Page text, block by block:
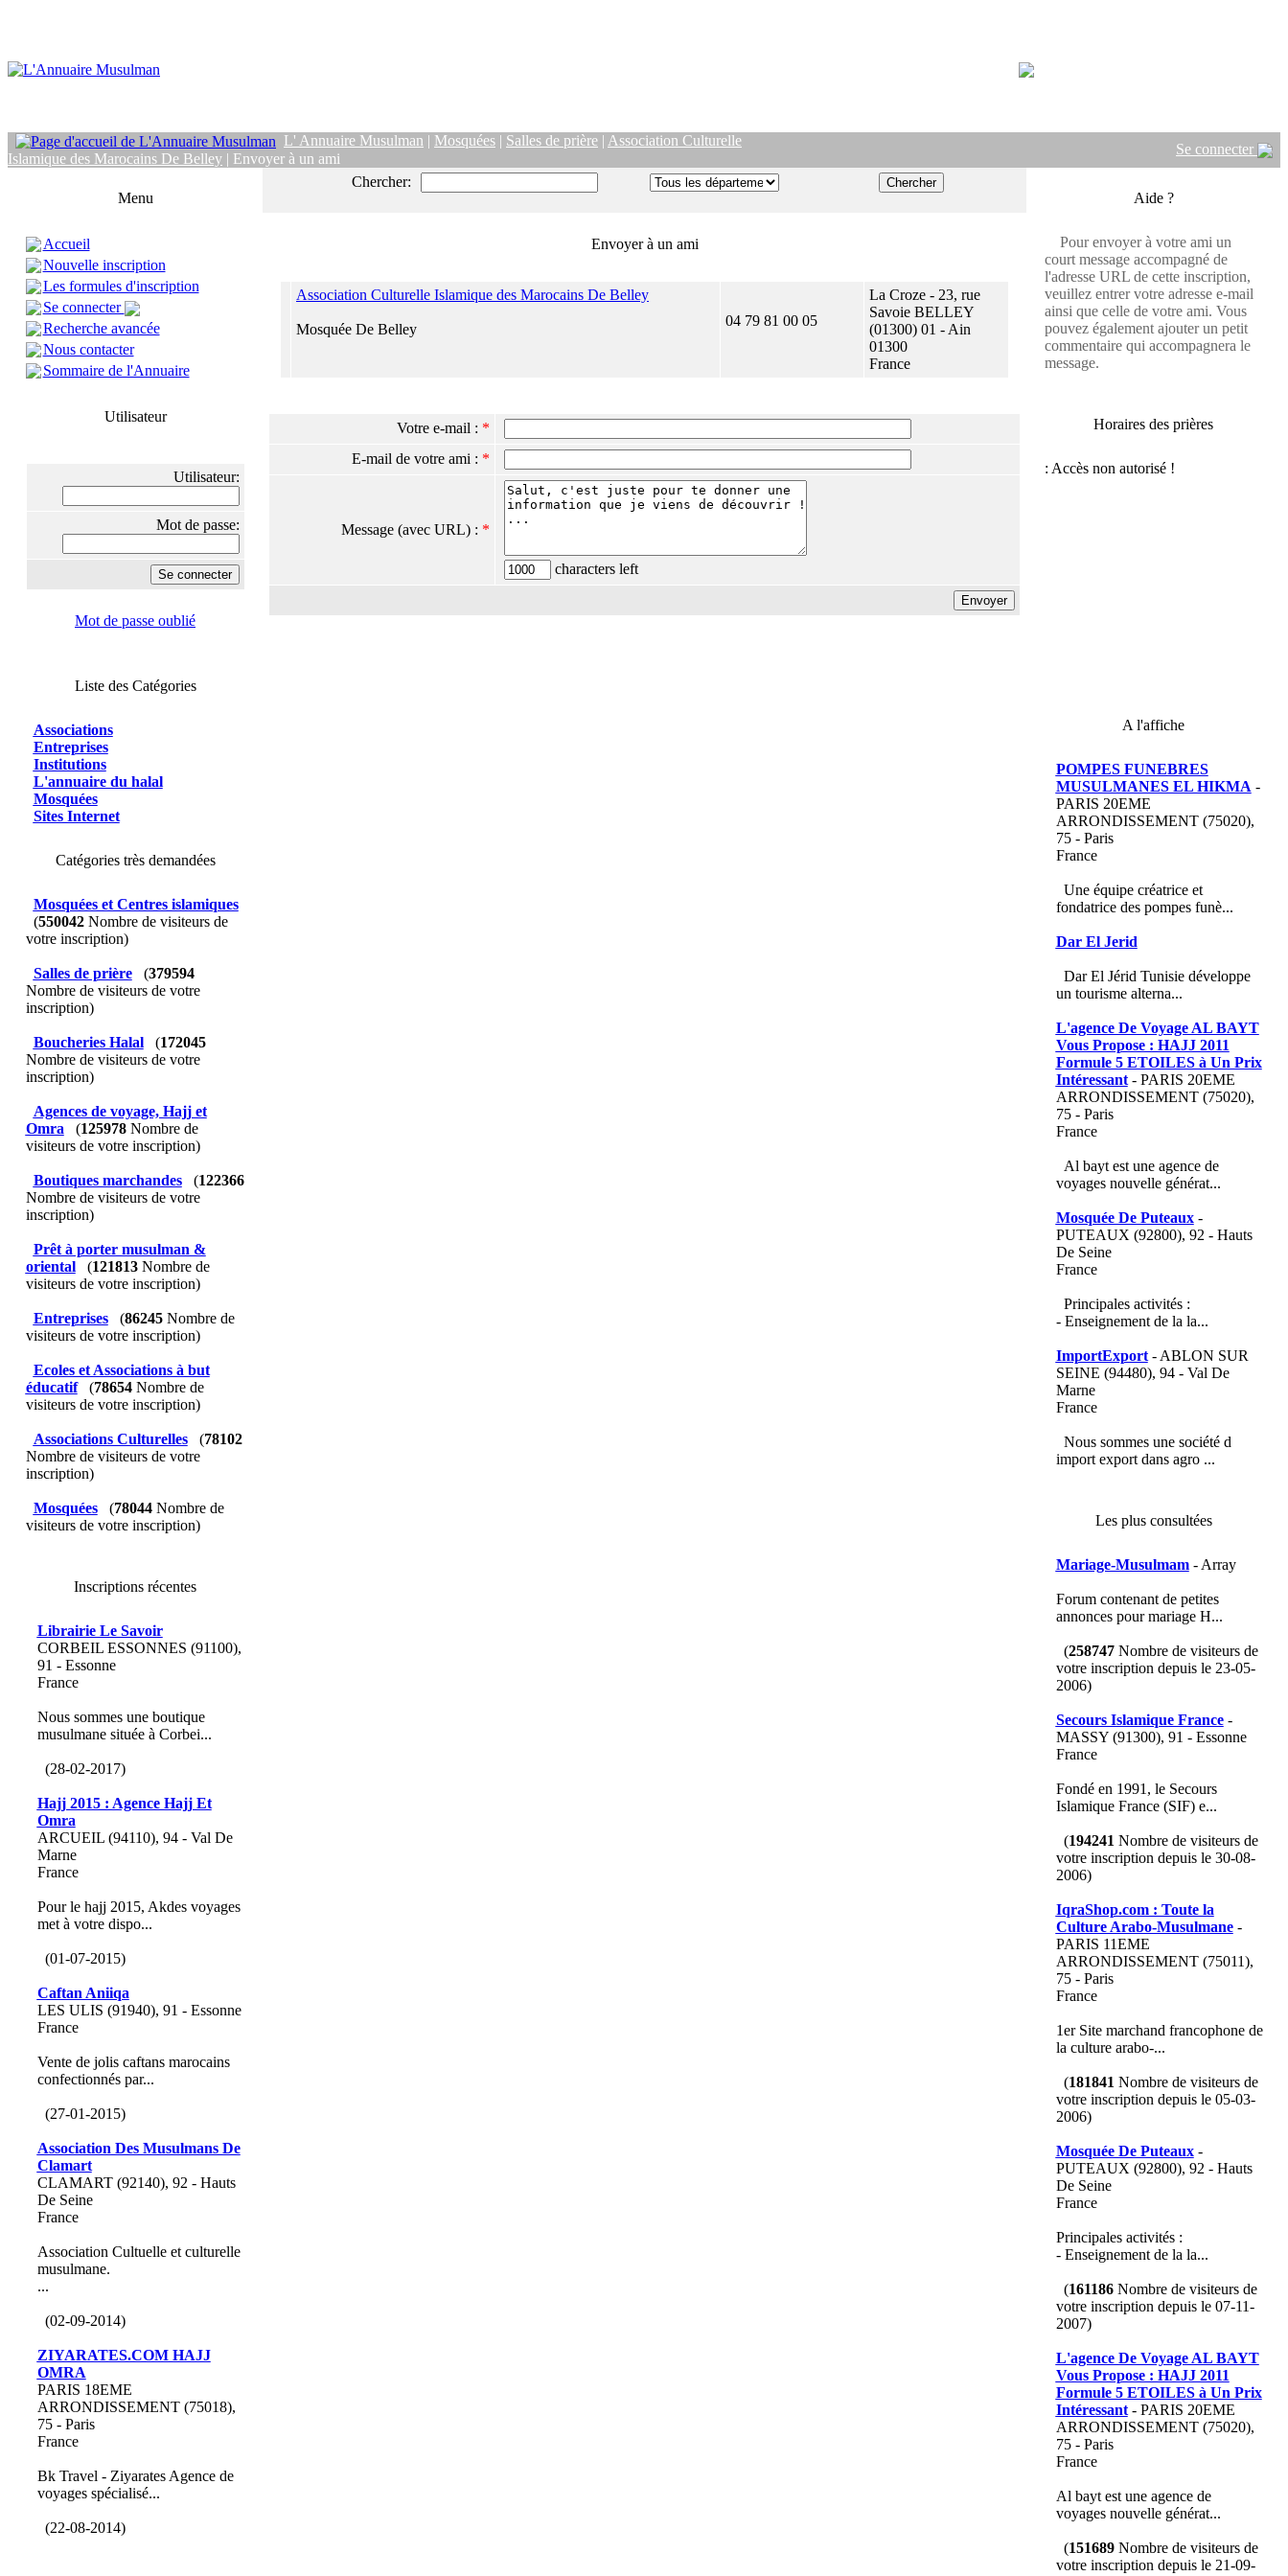
L' Annuaire Musulman | Mosquées | Salles de prière | Association Culturelle
Islamique des Marocains De Belley | Envoyer à un ami
Se connecter
Menu
Accueil
Nouvelle inscription
Les formules d'inscription
Se connecter
Recherche avancée
Nous contacter
Sommaire de l'Annuaire
Utilisateur
Utilisateur:
Mot de passe:
Mot de passe oublié
Liste des Catégories
Associations
Entreprises
Institutions
L'annuaire du halal
Mosquées
Sites Internet
Catégories très demandées
Mosquées et Centres islamiques
(550042Nombre de visiteurs de
votre inscription)
Salles de prière (379594
Nombre de visiteurs de votre
inscription)
Boucheries Halal (172045
Nombre de visiteurs de votre
inscription)
Agences de voyage, Hajj et
Omra
(125978Nombre de
visiteurs de votre inscription)
Boutiques marchandes (122366
Nombre de visiteurs de votre
inscription)
Prêt à porter musulman &
oriental
(121813Nombre de
visiteurs de votre inscription)
Entreprises (86245Nombre de
visiteurs de votre inscription)
Ecoles et Associations à but
éducatif
(78654Nombre de
visiteurs de votre inscription)
Associations Culturelles (78102
Nombre de visiteurs de votre
inscription)
Mosquées (78044Nombre de
visiteurs de votre inscription)
Inscriptions récentes
Librairie Le Savoir
CORBEIL ESSONNES (91100),
91 - Essonne
France
Nous sommes une boutique
musulmane située à Corbei...
(28-02-2017)
Hajj 2015 : Agence Hajj Et
Omra
ARCUEIL (94110), 94 - Val De
Marne
France
Pour le hajj 2015, Akdes voyages
met à votre dispo...
(01-07-2015)
Caftan Aniiqa
LES ULIS (91940), 91 - Essonne
France
Vente de jolis caftans marocains
confectionnés par...
(27-01-2015)
Association Des Musulmans De
Clamart
CLAMART (92140), 92 - Hauts
De Seine
France
Association Cultuelle et culturelle
musulmane.
...
(02-09-2014)
ZIYARATES.COM HAJJ
OMRA
PARIS 18EME
ARRONDISSEMENT (75018),
75 - Paris
France
Bk Travel - Ziyarates Agence de
voyages spécialisé...
(22-08-2014)
Chercher:
Envoyer à un ami
Association Culturelle Islamique des Marocains De Belley
Mosquée De Belley
04 79 81 00 05
La Croze - 23, rue
Savoie BELLEY
(01300) 01 - Ain
01300
France
Votre e-mail : *
E-mail de votre ami : *
Message (avec URL) : *
characters left
Aide ?
Pour envoyer à votre ami un
court message accompagné de
l'adresse URL de cette inscription,
veuillez entrer votre adresse e-mail
ainsi que celle de votre ami. Vous
pouvez également ajouter un petit
commentaire qui accompagnera le
message.
Horaires des prières
A l'affiche
POMPES FUNEBRES
MUSULMANES EL HIKMA -
PARIS 20EME
ARRONDISSEMENT (75020),
75 - Paris
France
Une équipe créatrice et
fondatrice des pompes funè...
Dar El Jerid
Dar El Jérid Tunisie développe
un tourisme alterna...
L'agence De Voyage AL BAYT
Vous Propose : HAJJ 2011
Formule 5 ETOILES à Un Prix
Intéressant- PARIS 20EME
ARRONDISSEMENT (75020),
75 - Paris
France
Al bayt est une agence de
voyages nouvelle générat...
Mosquée De Puteaux-
PUTEAUX (92800), 92 - Hauts
De Seine
France
Principales activités :
- Enseignement de la la...
ImportExport- ABLON SUR
SEINE (94480), 94 - Val De
Marne
France
Nous sommes une société d
import export dans agro ...
Les plus consultées
Mariage-Musulmam- Array
Forum contenant de petites
annonces pour mariage H...
(258747Nombre de visiteurs de
votre inscription depuis le 23-05-
2006)
Secours Islamique France-
MASSY (91300), 91 - Essonne
France
Fondé en 1991, le Secours
Islamique France (SIF) e...
(194241 Nombre de visiteurs de
votre inscription depuis le 30-08-
2006)
IqraShop.com : Toute la
Culture Arabo-Musulmane-
PARIS 11EME
ARRONDISSEMENT (75011),
75 - Paris
France
1er Site marchand francophone de
la culture arabo-...
(181841 Nombre de visiteurs de
votre inscription depuis le 05-03-
2006)
Mosquée De Puteaux-
PUTEAUX (92800), 92 - Hauts
De Seine
France
Principales activités :
- Enseignement de la la...
(161186Nombre de visiteurs de
votre inscription depuis le 07-11-
2007)
L'agence De Voyage AL BAYT
Vous Propose : HAJJ 2011
Formule 5 ETOILES à Un Prix
Intéressant- PARIS 20EME
ARRONDISSEMENT (75020),
75 - Paris
France
Al bayt est une agence de
voyages nouvelle générat...
(151689Nombre de visiteurs de
votre inscription depuis le 21-09-